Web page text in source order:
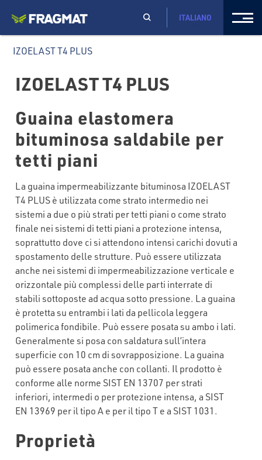
ITALIANO
IZOELAST T4 PLUS
IZOELAST T4 PLUS
Guaina elastomera
bituminosa saldabile per
tetti piani
La guaina impermeabilizzante bituminosa IZOELAST
T4 PLUS è utilizzata come strato intermedio nei
sistemi a due o più strati per tetti piani o come strato
finale nei sistemi di tetti piani a protezione intensa,
soprattutto dove ci si attendono intensi carichi dovuti a
spostamento delle strutture. Può essere utilizzata
anche nei sistemi di impermeabilizzazione verticale e
orizzontale più complessi delle parti interrate di
stabili sottoposte ad acqua sotto pressione. La guaina
è protetta su entrambi i lati da pellicola leggera
polimerica fondibile. Può essere posata su ambo i lati.
Generalmente si posa con saldatura sull’intera
superficie con 10 cm di sovrapposizione. La guaina
può essere posata anche con collanti. Il prodotto è
conforme alle norme SIST EN 13707 per strati
inferiori, intermedi o per protezione intensa, a SIST
EN 13969 per il tipo A e per il tipo T e a SIST 1031.
Proprietà